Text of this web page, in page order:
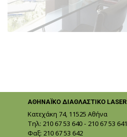
ΑΘΗΝΑΪΚΟ ΔΙΑΘΛΑΣΤΙΚΟ LASER
Κατεχάκη 74, 11525 Αθήνα
Τηλ: 210 67 53 640 - 210 67 53 641
Φαξ: 210 67 53 642